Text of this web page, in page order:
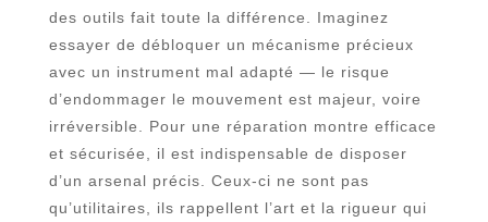
des outils fait toute la différence. Imaginez
essayer de débloquer un mécanisme précieux
avec un instrument mal adapté — le risque
d’endommager le mouvement est majeur, voire
irréversible. Pour une réparation montre efficace
et sécurisée, il est indispensable de disposer
d’un arsenal précis. Ceux-ci ne sont pas
qu’utilitaires, ils rappellent l’art et la rigueur qui